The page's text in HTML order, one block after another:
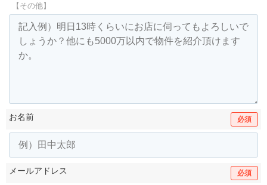
【その他】
お名前 必須
メールアドレス 必須